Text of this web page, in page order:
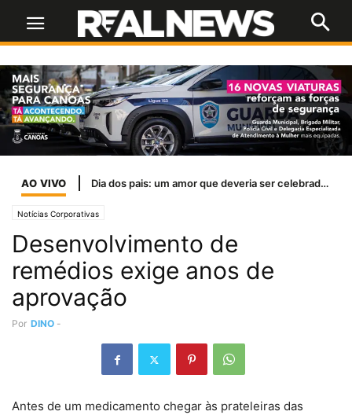
AO VIVO Dia dos pais: um amor que deveria ser celebrado todos os dias
Notícias Corporativas
Desenvolvimento de
remédios exige anos de
aprovação
Por DINO -
Antes de um medicamento chegar às prateleiras das